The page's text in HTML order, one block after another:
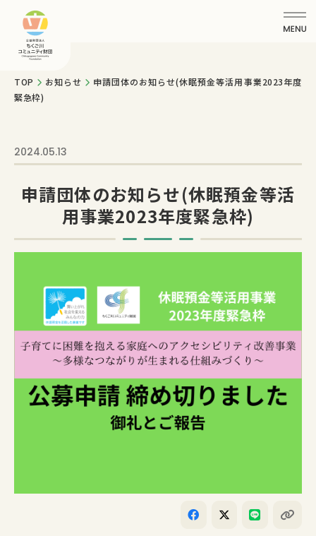
TOP お知らせ
申請団体のお知らせ(休眠預金等活用事業2023年度
緊急枠)
2024.05.13
申請団体のお知らせ(休眠預金等活
用事業2023年度緊急枠)